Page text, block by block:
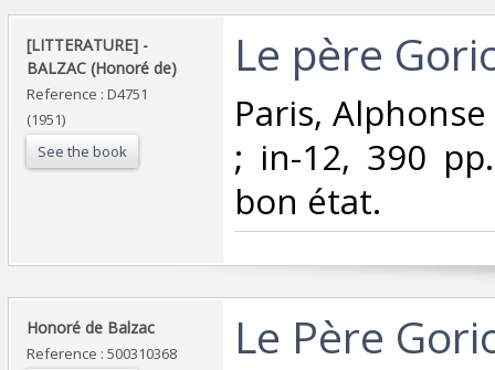
‎[LITTERATURE] -
BALZAC (Honoré de)‎
Reference : D4751
(1951)
See the book
‎Le père
‎Paris,
; in-12, 390
bon état.‎
‎Honoré de Balzac‎
Reference : 500310368
‎Le Père